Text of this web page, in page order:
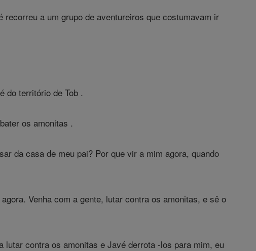
a um grupo de aventureiros que costumavam ir
do território de Tob .
os amonitas .
da casa de meu pai? Por que vir a mim agora, quando
Venha com a gente, lutar contra os amonitas, e sê o
contra os amonitas e Javé derrota -los para mim, eu